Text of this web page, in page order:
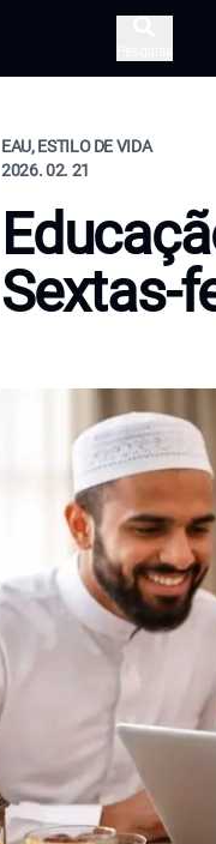
EAU, ESTILO DE VIDA
2026. 02. 21
Sextas-